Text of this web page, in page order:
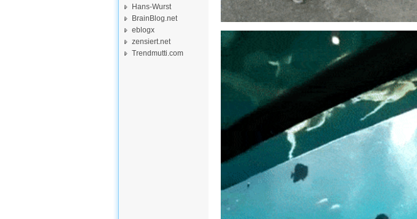
Hans-Wurst
BrainBlog.net
eblogx
zensiert.net
Trendmutti.com